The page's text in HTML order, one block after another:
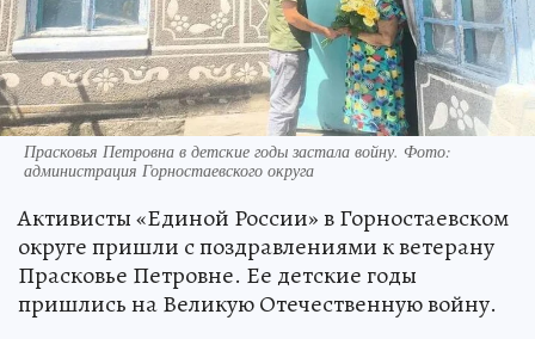
Прасковья Петровна в детские годы застала войну. Фото:
администрация Горностаевского округа
Активисты «Единой России» в Горностаевском
округе пришли с поздравлениями к ветерану
Прасковье Петровне. Ее детские годы
пришлись на Великую Отечественную войну.